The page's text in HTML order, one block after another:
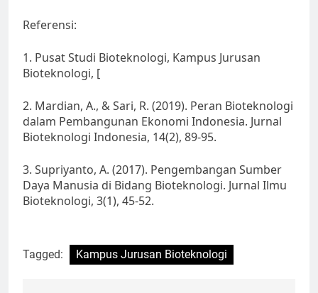
Referensi:
1. Pusat Studi Bioteknologi, Kampus Jurusan
Bioteknologi, [
2. Mardian, A., & Sari, R. (2019). Peran Bioteknologi
dalam Pembangunan Ekonomi Indonesia. Jurnal
Bioteknologi Indonesia, 14(2), 89-95.
3. Supriyanto, A. (2017). Pengembangan Sumber
Daya Manusia di Bidang Bioteknologi. Jurnal Ilmu
Bioteknologi, 3(1), 45-52.
Tagged: Kampus Jurusan Bioteknologi